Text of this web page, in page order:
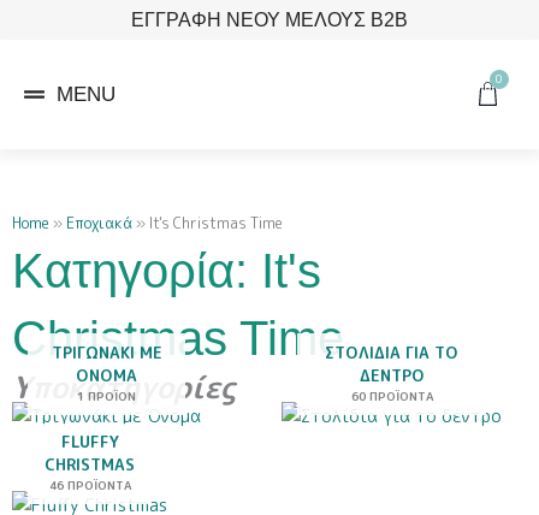
ΕΓΓΡΑΦΗ ΝΕΟΥ ΜΕΛΟΥΣ B2B
MENU
0
Cart
Home » Εποχιακά » It's Christmas Time
Κατηγορία: It's
Christmas Time
Υποκατηγορίες
ΤΡΙΓΩΝΆΚΙ ΜΕ
ΌΝΟΜΑ
1 ΠΡΟΪΌΝ
ΣΤΟΛΊΔΙΑ ΓΙΑ ΤΟ
ΔΈΝΤΡΟ
60 ΠΡΟΪΌΝΤΑ
FLUFFY
CHRISTMAS
46 ΠΡΟΪΌΝΤΑ